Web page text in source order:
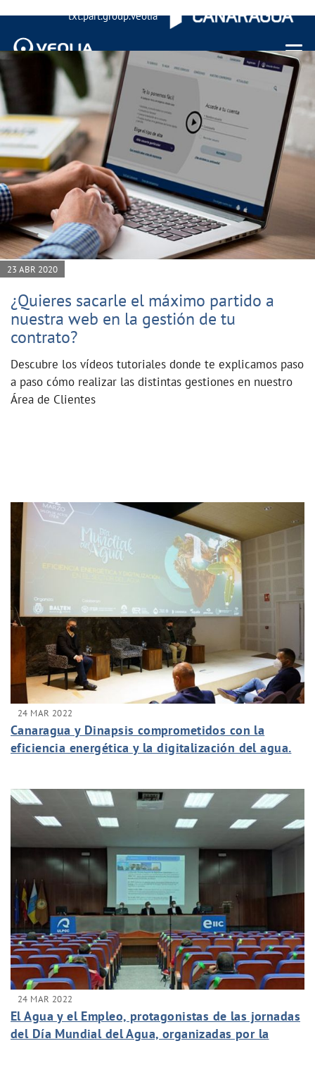
txt.part.group.veolia
Menu
23 ABR 2020
¿Quieres sacarle el máximo partido a
nuestra web en la gestión de tu
contrato?
Descubre los vídeos tutoriales donde te explicamos paso
a paso cómo realizar las distintas gestiones en nuestro
Área de Clientes
24 MAR 2022
Canaragua y Dinapsis comprometidos con la
eficiencia energética y la digitalización del agua.
24 MAR 2022
El Agua y el Empleo, protagonistas de las jornadas
del Día Mundial del Agua, organizadas por la